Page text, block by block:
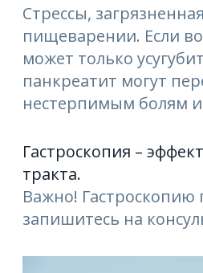
Стрессы,
пищеварении. Если
может только
панкреатит могут
нестерпимым болям
Гастроскопия –
тракта.
Важно! Гастроскопию
запишитесь на